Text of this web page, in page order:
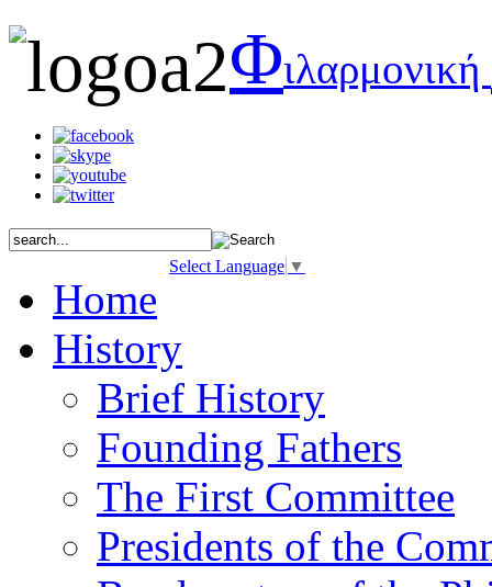
Φιλαρμονική
Select Language ▼
Home
History
Brief History
Founding Fathers
The First Committee
Presidents of the